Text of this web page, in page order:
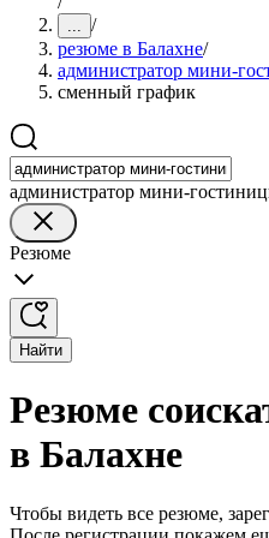
... /
резюме в Балахне/
администратор мини-
сменный график
администратор мини-
Резюме
Найти
Резюме
в Балахне
Чтобы видеть все резюме,